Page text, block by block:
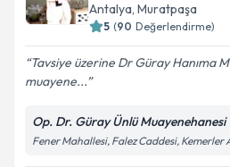
Antalya, Muratpaşa
5 (90 Değerlendirme)
Tavsiye üzerine Dr Güray Hanıma
muayene...
Op. Dr. Güray Ünlü Muayenehanesi
Fener Mahallesi, Falez Caddesi, Kemerler